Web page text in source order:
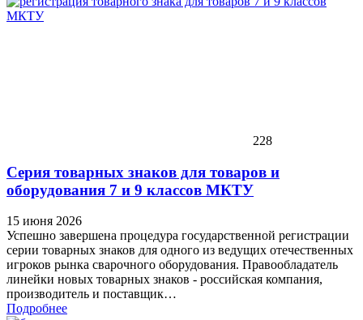
228
Серия товарных знаков для товаров и
оборудования 7 и 9 классов МКТУ
15 июня 2026
Успешно завершена процедура государственной регистрации
серии товарных знаков для одного из ведущих отечественных
игроков рынка сварочного оборудования. Правообладатель
линейки новых товарных знаков - российская компания,
производитель и поставщик…
Подробнее